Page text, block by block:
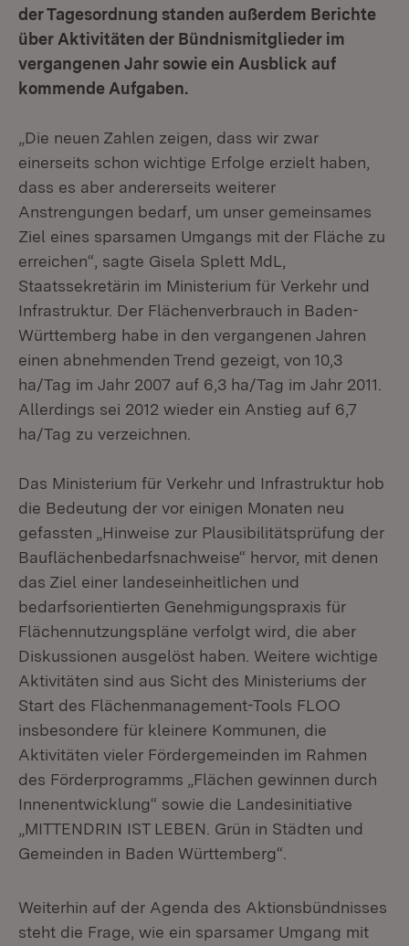
der Tagesordnung standen außerdem Berichte
über Aktivitäten der Bündnismitglieder im
vergangenen Jahr sowie ein Ausblick auf
kommende Aufgaben.
„Die neuen Zahlen zeigen, dass wir zwar
einerseits schon wichtige Erfolge erzielt haben,
dass es aber andererseits weiterer
Anstrengungen bedarf, um unser gemeinsames
Ziel eines sparsamen Umgangs mit der Fläche zu
erreichen“, sagte Gisela Splett MdL,
Staatssekretärin im Ministerium für Verkehr und
Infrastruktur. Der Flächenverbrauch in Baden-
Württemberg habe in den vergangenen Jahren
einen abnehmenden Trend gezeigt, von 10,3
ha/Tag im Jahr 2007 auf 6,3 ha/Tag im Jahr 2011.
Allerdings sei 2012 wieder ein Anstieg auf 6,7
ha/Tag zu verzeichnen.
Das Ministerium für Verkehr und Infrastruktur hob
die Bedeutung der vor einigen Monaten neu
gefassten „Hinweise zur Plausibilitätsprüfung der
Bauflächenbedarfsnachweise“ hervor, mit denen
das Ziel einer landeseinheitlichen und
bedarfsorientierten Genehmigungspraxis für
Flächennutzungspläne verfolgt wird, die aber
Diskussionen ausgelöst haben. Weitere wichtige
Aktivitäten sind aus Sicht des Ministeriums der
Start des Flächenmanagement-Tools FLOO
insbesondere für kleinere Kommunen, die
Aktivitäten vieler Fördergemeinden im Rahmen
des Förderprogramms „Flächen gewinnen durch
Innenentwicklung“ sowie die Landesinitiative
„MITTENDRIN IST LEBEN. Grün in Städten und
Gemeinden in Baden Württemberg“.
Weiterhin auf der Agenda des Aktionsbündnisses
steht die Frage, wie ein sparsamer Umgang mit